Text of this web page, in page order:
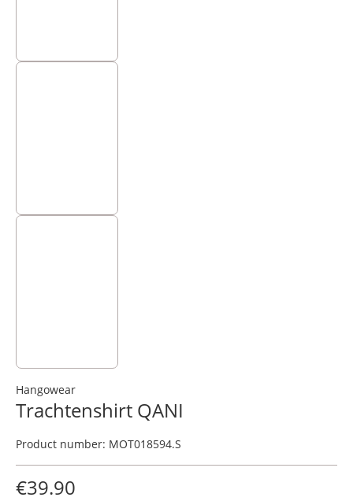
Hangowear
Trachtenshirt QANI
Product number: MOT018594.S
€39.90